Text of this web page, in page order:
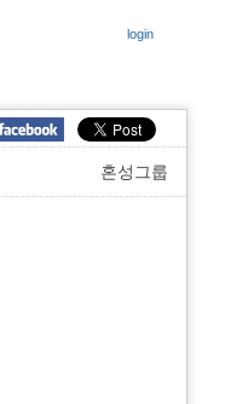
login
혼성그룹